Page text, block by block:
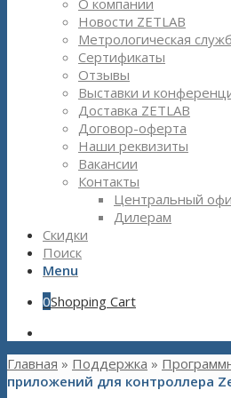
О компании
Новости ZETLAB
Метрологическая
Сертификаты
Отзывы
Выставки и
Доставка ZETLAB
Договор-оферта
Наши реквизиты
Вакансии
Контакты
Центральный
Дилерам
Скидки
Поиск
Menu
0Shopping Cart
Главная » Поддержка »
приложений для контроллера